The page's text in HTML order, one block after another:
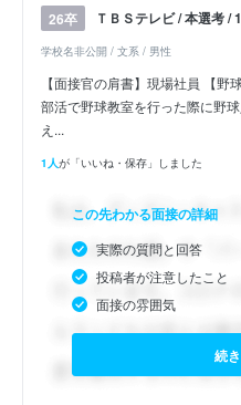
26卒 ＴＢＳテレビ / 本選考 /
学校名非公開 / 文系 / 男性
【面接官の肩書】現場社員 【野
部活で野球教室を行った際に野
え...
1人が「いいね・保存」しました
この先わかる面接の詳細
実際の質問と回答
投稿者が注意したこと
面接の雰囲気
続